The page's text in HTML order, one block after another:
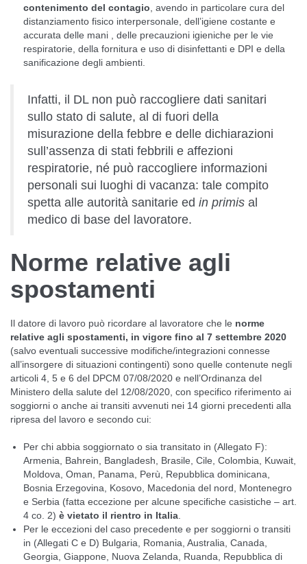
contenimento del contagio , avendo in particolare cura del
distanziamento fisico interpersonale, dell’igiene costante e
accurata delle mani , delle precauzioni igieniche per le vie
respiratorie, della fornitura e uso di disinfettanti e DPI e della
sanificazione degli ambienti.
Infatti, il DL non può raccogliere dati sanitari
sullo stato di salute, al di fuori della
misurazione della febbre e delle dichiarazioni
sull’assenza di stati febbrili e affezioni
respiratorie, né può raccogliere informazioni
personali sui luoghi di vacanza: tale compito
spetta alle autorità sanitarie ed in primis al
medico di base del lavoratore.
Norme relative agli
spostamenti
Il datore di lavoro può ricordare al lavoratore che le norme
relative agli spostamenti, in vigore fino al 7 settembre 2020
(salvo eventuali successive modifiche/integrazioni connesse
all’insorgere di situazioni contingenti) sono quelle contenute negli
articoli 4, 5 e 6 del DPCM 07/08/2020 e nell’Ordinanza del
Ministero della salute del 12/08/2020, con specifico riferimento ai
soggiorni o anche ai transiti avvenuti nei 14 giorni precedenti alla
ripresa del lavoro e secondo cui:
Per chi abbia soggiornato o sia transitato in (Allegato F):
Armenia, Bahrein, Bangladesh, Brasile, Cile, Colombia, Kuwait,
Moldova, Oman, Panama, Perù, Repubblica dominicana,
Bosnia Erzegovina, Kosovo, Macedonia del nord, Montenegro
e Serbia (fatta eccezione per alcune specifiche casistiche – art.
4 co. 2) è vietato il rientro in Italia.
Per le eccezioni del caso precedente e per soggiorni o transiti
in (Allegati C e D) Bulgaria, Romania, Australia, Canada,
Georgia, Giappone, Nuova Zelanda, Ruanda, Repubblica di